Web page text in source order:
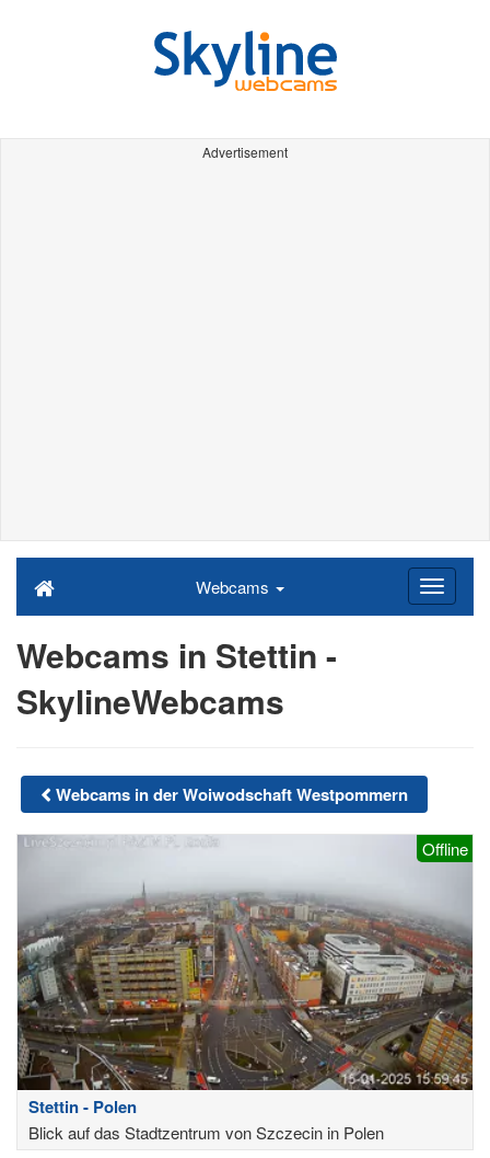
Advertisement
Webcams
Webcams in Stettin -
SkylineWebcams
Webcams in der Woiwodschaft Westpommern
Offline
Stettin - Polen
Blick auf das Stadtzentrum von Szczecin in Polen